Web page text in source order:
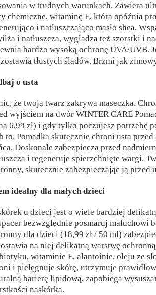
w trudnych warunkach. Zawiera
chemiczne, witaminę E, która opóźnia
i natłuszczająco masło shea.
i natłuszcza, wygładza też szorstki i
bardzo wysoką ochronę UVA/UVB.
tłustych śladów. Brzmi jak
o usta
że twoją twarz zakrywa maseczka.
wyjściem na dwór WINTER CARE
6,99 zł) i gdy tylko poczujesz potrzebę
to. Pomadka skutecznie chroni usta
Doskonale zabezpiecza przed
i regeneruje spierzchnięte wargi.
skutecznie zabezpieczając ją przed
idealny dla małych dzieci
u dzieci jest o wiele bardziej
bezwzględnie posmaruj maluchowi
dla dzieci (18,99 zł / 50 ml)
na niej delikatną warstwę
witaminie E, alantoinie, oleju ze
i pielęgnuje skórę, utrzymuje
barierę lipidową, zapobiega
naskórka.